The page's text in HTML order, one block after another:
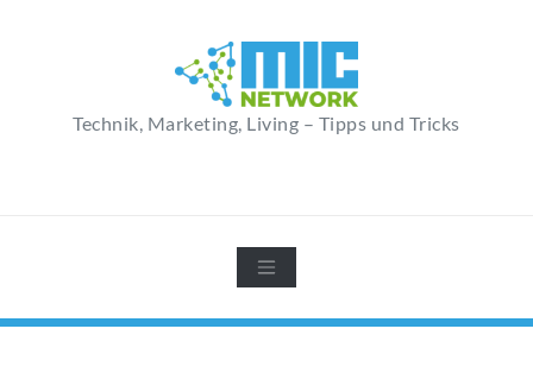
Technik, Marketing, Living – Tipps und Tricks